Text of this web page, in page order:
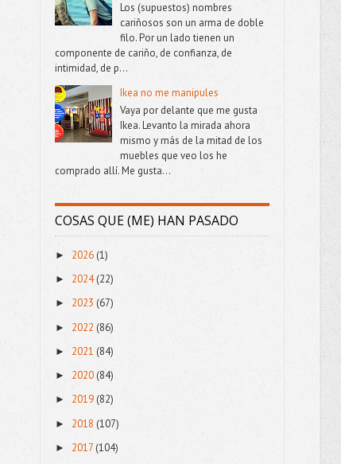
Los (supuestos) nombres
cariñosos son un arma de doble
filo. Por un lado tienen un
componente de cariño, de confianza, de
intimidad, de p...
Ikea no me manipules
Vaya por delante que me gusta
Ikea. Levanto la mirada ahora
mismo y más de la mitad de los
muebles que veo los he
comprado allí. Me gusta...
COSAS QUE (ME) HAN PASADO
► 2026 (1)
► 2024(22)
► 2023 (67)
► 2022 (86)
► 2021 (84)
► 2020(84)
► 2019(82)
► 2018 (107)
► 2017 (104)